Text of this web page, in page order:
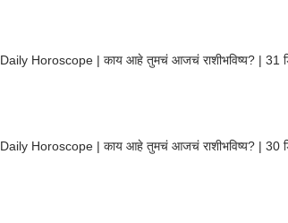
Daily Horoscope | काय आहे तुमचं आजचं राशीभविष्य? | 31
Daily Horoscope | काय आहे तुमचं आजचं राशीभविष्य? | 30